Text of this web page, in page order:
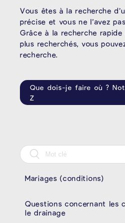
Vous êtes à la recherche
précise et vous ne l’avez
Grâce à la recherche
plus recherchés, vous
recherche.
Que dois-je faire où ?
Z
Mariages (conditions)
Questions concernant les
le drainage